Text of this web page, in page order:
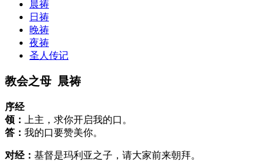
晨祷
日祷
晚祷
夜祷
圣人传记
教会之母 晨祷
序经
领：
上主，求你开启我的口。
答： 我的口要赞美你。
对经： 基督是玛利亚之子，请大家前来朝拜。